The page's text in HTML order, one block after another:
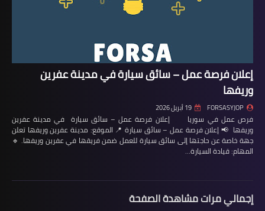
إعلان فرصة عمل – سائق سيارة في مدينة عفرين
وريفها
FORSASYJOP 19 أبريل 2026
فرص عمل في سوريا إعلان فرصة عمل – سائق سيارة في مدينة عفرين
وريفها 📢 إعلان فرصة عمل – سائق سيارة 📍 الموقع: مدينة عفرين وريفها تعلن
جهة خاصة عن حاجتها إلى سائق سيارة للعمل ضمن فريقها في عفرين وريفها. 🔹
المهام: قيادة السيارة…
إجمالي مرات مشاهدة الصفحة